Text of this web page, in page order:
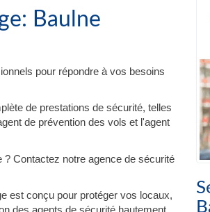
Baulne
pour répondre à vos besoins
de prestations de sécurité, telles
de prévention des vols et l'agent
Contactez notre agence de sécurité
est conçu pour protéger vos locaux,
des agents de sécurité hautement